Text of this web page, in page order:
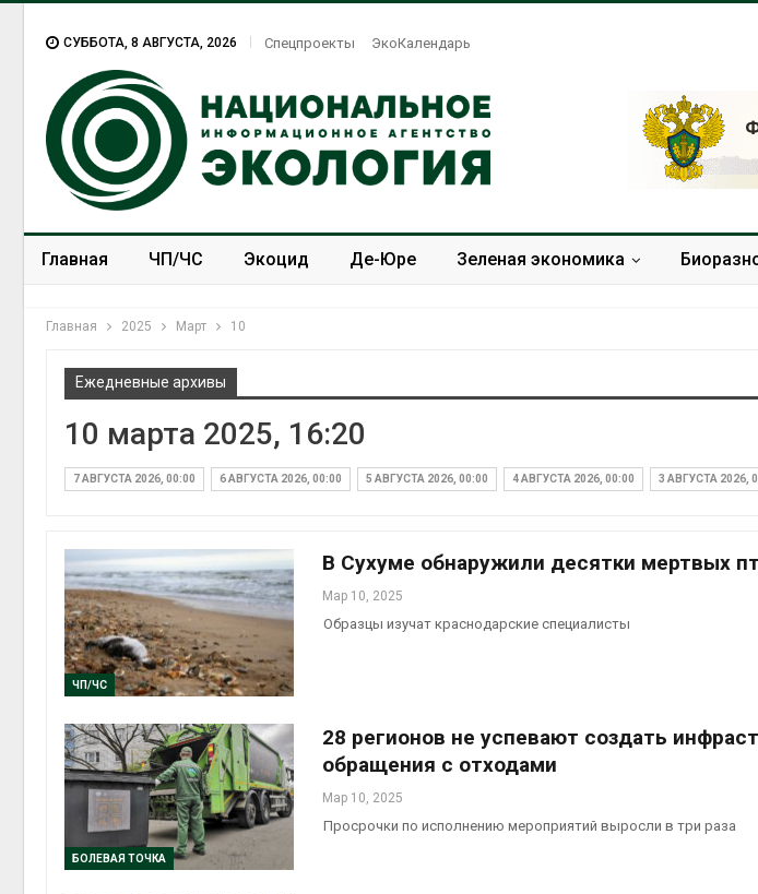
СУББОТА, 8 АВГУСТА, 2026 Спецпроекты ЭкоКалендарь
Главная ЧП/ЧС Экоцид Де-Юре Зеленая экономика
Главная 2025 Март 10
Ежедневные архивы
10 марта 2025, 16:20
7 АВГУСТА 2026, 00:00 6 АВГУСТА 2026, 00:00 5 АВГУСТА 2026, 00:00 4 АВГУСТА 2026, 00:00 3 АВГУСТА 2026,
ЧП/ЧС
В Сухуме обнаружили десятки мертвых
Мар 10, 2025
Образцы изучат краснодарские специалисты
БОЛЕВАЯ ТОЧКА
28 регионов не успевают создать
обращения с отходами
Мар 10, 2025
Просрочки по исполнению мероприятий выросли в три раза